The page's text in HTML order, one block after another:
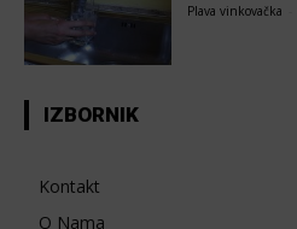
Plava vinkovačka
IZBORNIK
Kontakt
O Nama